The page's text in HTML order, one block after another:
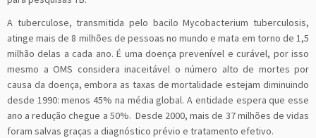
A tuberculose, transmitida pelo bacilo Mycobacterium tuberculosis,
atinge mais de 8 milhões de pessoas no mundo e mata em torno de 1,5
milhão delas a cada ano. É uma doença prevenível e curável, por isso
mesmo a OMS considera inaceitável o número alto de mortes por
causa da doença, embora as taxas de mortalidade estejam diminuindo
desde 1990: menos 45% na média global. A entidade espera que esse
ano a redução chegue a 50%. Desde 2000, mais de 37 milhões de vidas
foram salvas graças a diagnóstico prévio e tratamento efetivo.